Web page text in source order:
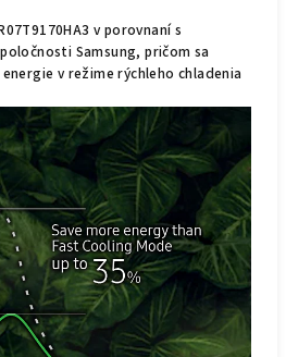
v porovnaní s
Samsung, pričom sa
v režime rýchleho chladenia